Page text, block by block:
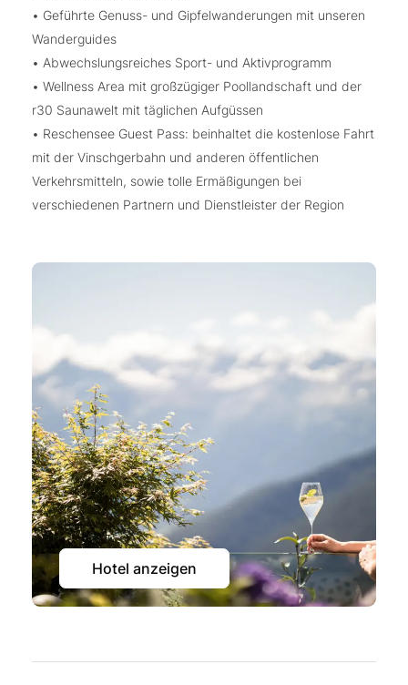
• Geführte Genuss- und Gipfelwanderungen mit unseren
Wanderguides
• Abwechslungsreiches Sport- und Aktivprogramm
• Wellness Area mit großzügiger Poollandschaft und der
r30 Saunawelt mit täglichen Aufgüssen
• Reschensee Guest Pass: beinhaltet die kostenlose Fahrt
mit der Vinschgerbahn und anderen öffentlichen
Verkehrsmitteln, sowie tolle Ermäßigungen bei
verschiedenen Partnern und Dienstleister der Region
Hotel anzeigen